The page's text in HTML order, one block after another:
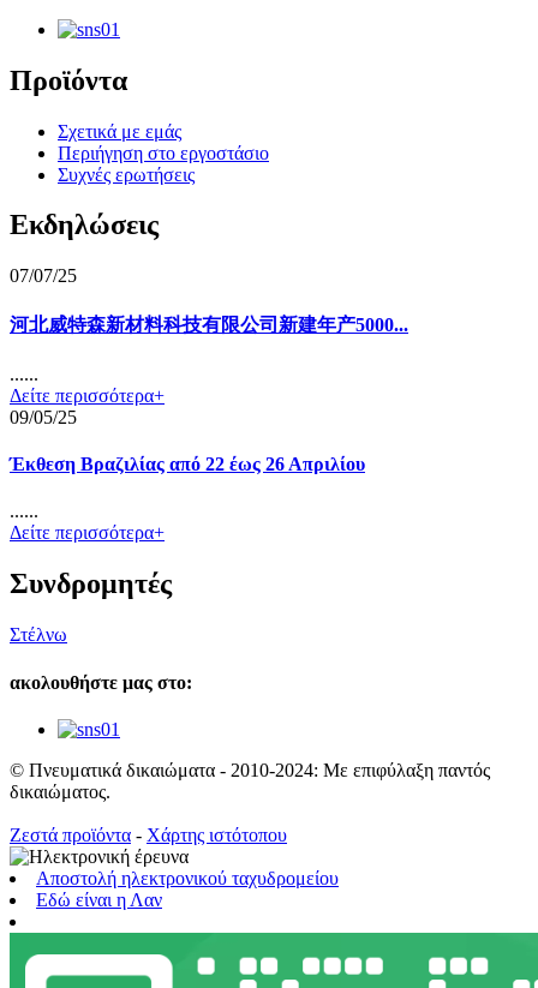
Προϊόντα
Σχετικά με εμάς
Περιήγηση στο εργοστάσιο
Συχνές ερωτήσεις
Εκδηλώσεις
07/07/25
河北威特森新材料科技有限公司新建年产5000...
......
Δείτε περισσότερα+
09/05/25
Έκθεση Βραζιλίας από 22 έως 26 Απριλίου
......
Δείτε περισσότερα+
Συνδρομητές
Στέλνω
ακολουθήστε μας στο:
© Πνευματικά δικαιώματα - 2010-2024: Με επιφύλαξη παντός
δικαιώματος.
Ζεστά προϊόντα - Χάρτης ιστότοπου
Αποστολή ηλεκτρονικού ταχυδρομείου
Εδώ είναι η Λαν